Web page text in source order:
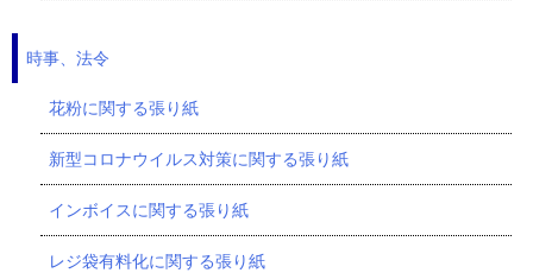
時事、法令
花粉に関する張り紙
新型コロナウイルス対策に関する張り紙
インボイスに関する張り紙
レジ袋有料化に関する張り紙